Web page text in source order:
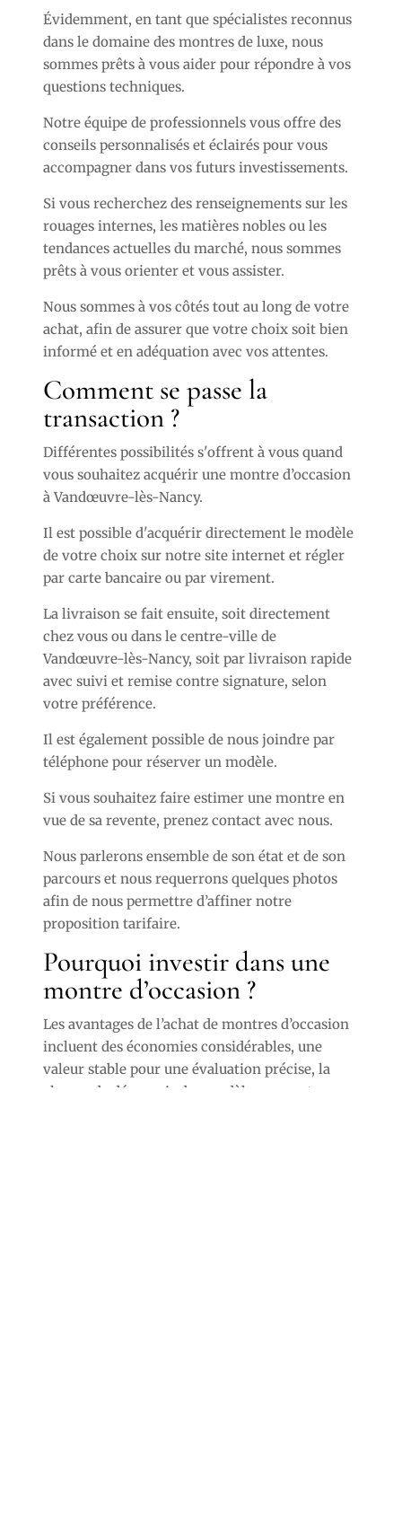
Évidemment, en tant que spécialistes reconnus
dans le domaine des montres de luxe, nous
sommes prêts à vous aider pour répondre à vos
questions techniques.
Notre équipe de professionnels vous offre des
conseils personnalisés et éclairés pour vous
accompagner dans vos futurs investissements.
Si vous recherchez des renseignements sur les
rouages internes, les matières nobles ou les
tendances actuelles du marché, nous sommes
prêts à vous orienter et vous assister.
Nous sommes à vos côtés tout au long de votre
achat, afin de assurer que votre choix soit bien
informé et en adéquation avec vos attentes.
Comment se passe la
transaction ?
Différentes possibilités s'offrent à vous quand
vous souhaitez acquérir une montre d’occasion
à Vandœuvre-lès-Nancy.
Il est possible d'acquérir directement le modèle
de votre choix sur notre site internet et régler
par carte bancaire ou par virement.
La livraison se fait ensuite, soit directement
chez vous ou dans le centre-ville de
Vandœuvre-lès-Nancy, soit par livraison rapide
avec suivi et remise contre signature, selon
votre préférence.
Il est également possible de nous joindre par
téléphone pour réserver un modèle.
Si vous souhaitez faire estimer une montre en
vue de sa revente, prenez contact avec nous.
Nous parlerons ensemble de son état et de son
parcours et nous requerrons quelques photos
afin de nous permettre d’affiner notre
proposition tarifaire.
Pourquoi investir dans une
montre d’occasion ?
Les avantages de l’achat de montres d’occasion
incluent des économies considérables, une
valeur stable pour une évaluation précise, la
chance de découvrir des modèles rares et